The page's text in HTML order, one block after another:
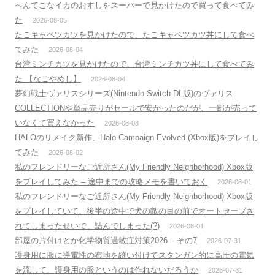
へんてこなイカのおすしをスーパーで見かけたので買って食べてみ
た
2026-08-05
たこキャベツカツを見かけたので、たこキャベツカツ丼にして食べ
てみた
2026-08-04
台湾ミンチカツを見かけたので、台湾ミンチカツ丼にして食べてみ
た 【なごやめし】
2026-08-04
夢幻戦士ヴァリスシリーズ(Nintendo Switch DL版)のヴァリス
COLLECTIONや単品売りがセールで安かったのだが、一部が売って
いなくて買えなかった
2026-08-03
HALOのリメイク新作、Halo Campaign Evolved (Xbox版)をプレイし
てみた
2026-08-02
私のフレンドリーなご近所さん(My Friendly Neighborhood) Xbox版
をプレイしてみた – 途中までの攻略メモを書いておく
2026-08-01
私のフレンドリーなご近所さん(My Friendly Neighborhood) Xbox版
をプレイしていて、後半の途中で犬の敵の目の前でオートセーブさ
れてしまったせいで、詰んでしまった(?)
2026-08-01
部屋の片付けとか化学物質過敏症対策2026 – その7 2026-07-31
護身用に服に導電性の布地を縫い付けてスタンガン的に高圧の電気
を流して、護身用の服というのは作れないだろうか
2026-07-31